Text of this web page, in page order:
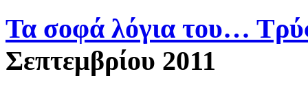
Τα σοφά λόγια του…
Σεπτεμβρίου 2011